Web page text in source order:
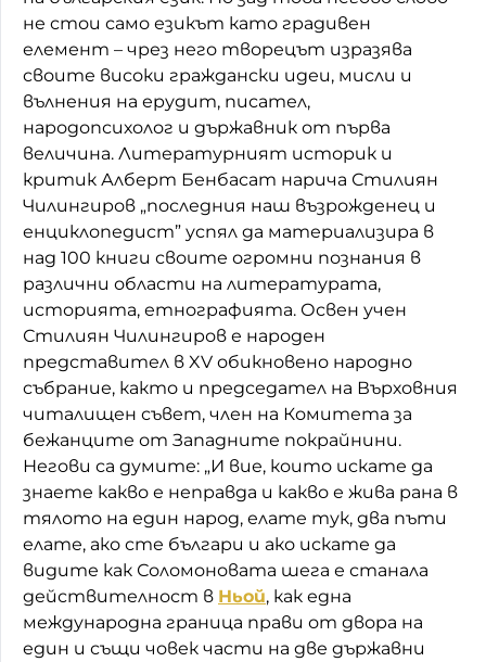
не стои само езикът като градивен
елемент – чрез него творецът изразява
своите високи граждански идеи, мисли и
вълнения на ерудит, писател,
народопсихолог и държавник от първа
величина. Литературният историк и
критик Алберт Бенбасат нарича Стилиян
Чилингиров „последния наш възрожденец и
енциклопедист” успял да материализира в
над 100 книги своите огромни познания в
различни области на литературата,
историята, етнографията. Освен учен
Стилиян Чилингиров е народен
представител в XV обикновено народно
събрание, както и председател на Върховния
читалищен съвет, член на Комитета за
бежанците от Западните покрайнини.
Негови са думите: „И вие, които искате да
знаете какво е неправда и какво е жива рана в
тялото на един народ, елате тук, два пъти
елате, ако сте българи и ако искате да
видите как Соломоновата шега е станала
действителност в Ньой, как една
международна граница прави от двора на
един и същи човек части на две държавни